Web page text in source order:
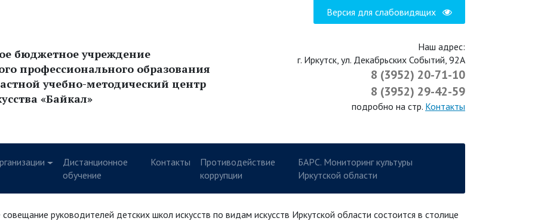
Версия для слабовидящих
бюджетное учреждение
профессионального образования
учебно-методический центр
«Байкал»
Наш адрес:
г. Иркутск, ул. Декабрьских Событий, 92А
8 (3952) 20-71-10
8 (3952) 29-42-59
подробно на стр. Контакты
Дистанционное
обучение
Контакты
Противодействие
коррупции
БАРС. Мониторинг культуры
Иркутской области
руководителей детских школ искусств по видам искусств Иркутской области состоится в столице